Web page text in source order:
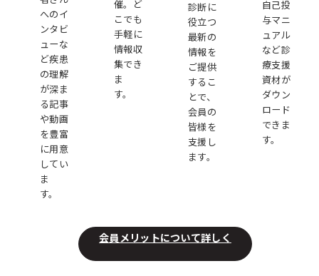
へのイ
ンタビ
ューな
ど疾患
の理解
が深ま
る記事
や動画
を豊富
に用意
してい
ま
す。
催。ど
こでも
手軽に
情報収
集でき
ま
す。
診断に
役立つ
最新の
情報を
ご提供
するこ
とで、
会員の
皆様を
支援し
ます。
自己投
与マニ
ュアル
など診
療支援
資材が
ダウン
ロード
できま
す。
会員メリットについて詳しく